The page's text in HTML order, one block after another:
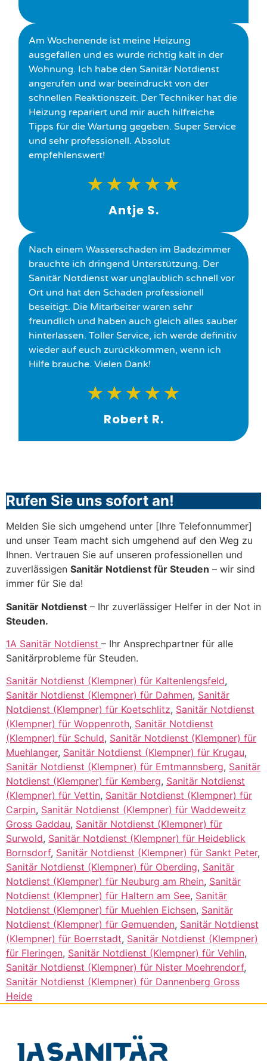
Am Wochenende ist meine Heizung
ausgefallen und es wurde richtig kalt in der
Wohnung. Ich habe den Sanitär Notdienst
angerufen und war beeindruckt von der
schnellen Reaktionszeit. Der Techniker hat die
Heizung repariert und mir auch hilfreiche
Tipps für die Wartung gegeben. Super Service
und sehr professionell. Absolut
empfehlenswert!
★ ★ ★ ★ ★
Antje S.
Nach einem Wasserschaden im Badezimmer
brauchte ich dringend Unterstützung. Der
Sanitär Notdienst war unglaublich schnell vor
Ort und hat den Schaden professionell
beseitigt. Die Mitarbeiter waren sehr
freundlich und haben auch gleich alles sauber
hinterlassen. Toller Service, ich werde definitiv
wieder auf euch zurückkommen, wenn ich
Hilfe brauche. Vielen Dank!
★ ★ ★ ★ ★
Robert R.
Rufen Sie uns sofort an!
Melden Sie sich umgehend unter [Ihre Telefonnummer]
und unser Team macht sich umgehend auf den Weg zu
Ihnen. Vertrauen Sie auf unseren professionellen und
zuverlässigen Sanitär Notdienst für Steuden – wir sind
immer für Sie da!
Sanitär Notdienst – Ihr zuverlässiger Helfer in der Not in
Steuden.
1A Sanitär Notdienst – Ihr Ansprechpartner für alle
Sanitärprobleme für Steuden.
Sanitär Notdienst (Klempner) für Kaltenlengsfeld,
Sanitär Notdienst (Klempner) für Dahmen, Sanitär
Notdienst (Klempner) für Koetschlitz, Sanitär Notdienst
(Klempner) für Woppenroth, Sanitär Notdienst
(Klempner) für Schuld, Sanitär Notdienst (Klempner) für
Muehlanger, Sanitär Notdienst (Klempner) für Krugau,
Sanitär Notdienst (Klempner) für Emtmannsberg, Sanitär
Notdienst (Klempner) für Kemberg, Sanitär Notdienst
(Klempner) für Vettin, Sanitär Notdienst (Klempner) für
Carpin, Sanitär Notdienst (Klempner) für Waddeweitz
Gross Gaddau, Sanitär Notdienst (Klempner) für
Surwold, Sanitär Notdienst (Klempner) für Heideblick
Bornsdorf, Sanitär Notdienst (Klempner) für Sankt Peter,
Sanitär Notdienst (Klempner) für Oberding, Sanitär
Notdienst (Klempner) für Neuburg am Rhein, Sanitär
Notdienst (Klempner) für Haltern am See, Sanitär
Notdienst (Klempner) für Muehlen Eichsen, Sanitär
Notdienst (Klempner) für Gemuenden, Sanitär Notdienst
(Klempner) für Boerrstadt, Sanitär Notdienst (Klempner)
für Fleringen, Sanitär Notdienst (Klempner) für Vehlin,
Sanitär Notdienst (Klempner) für Nister Moehrendorf,
Sanitär Notdienst (Klempner) für Dannenberg Gross
Heide